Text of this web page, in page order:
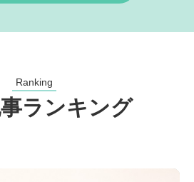
Ranking
ランキング